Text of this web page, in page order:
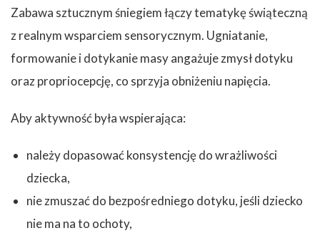
Zabawa sztucznym śniegiem łączy tematykę świąteczną
z realnym wsparciem sensorycznym. Ugniatanie,
formowanie i dotykanie masy angażuje zmysł dotyku
oraz propriocepcję, co sprzyja obniżeniu napięcia.
Aby aktywność była wspierająca:
należy dopasować konsystencję do wrażliwości
dziecka,
nie zmuszać do bezpośredniego dotyku, jeśli dziecko
nie ma na to ochoty,